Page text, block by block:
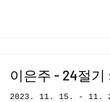
이은주 - 24절기
2023. 11. 15. - 11.